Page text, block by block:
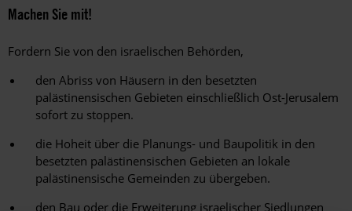
Machen Sie mit!
Fordern Sie von den israelischen Behörden,
den Abriss von Häusern in den besetzten
palästinensischen Gebieten einschließlich Ost-Jerusalem
sofort zu stoppen.
die Hoheit über die Planungs- und Baupolitik in den
besetzten palästinensischen Gebieten an lokale
palästinensische Gemeinden zu übergeben.
den Bau oder die Erweiterung israelischer Siedlungen